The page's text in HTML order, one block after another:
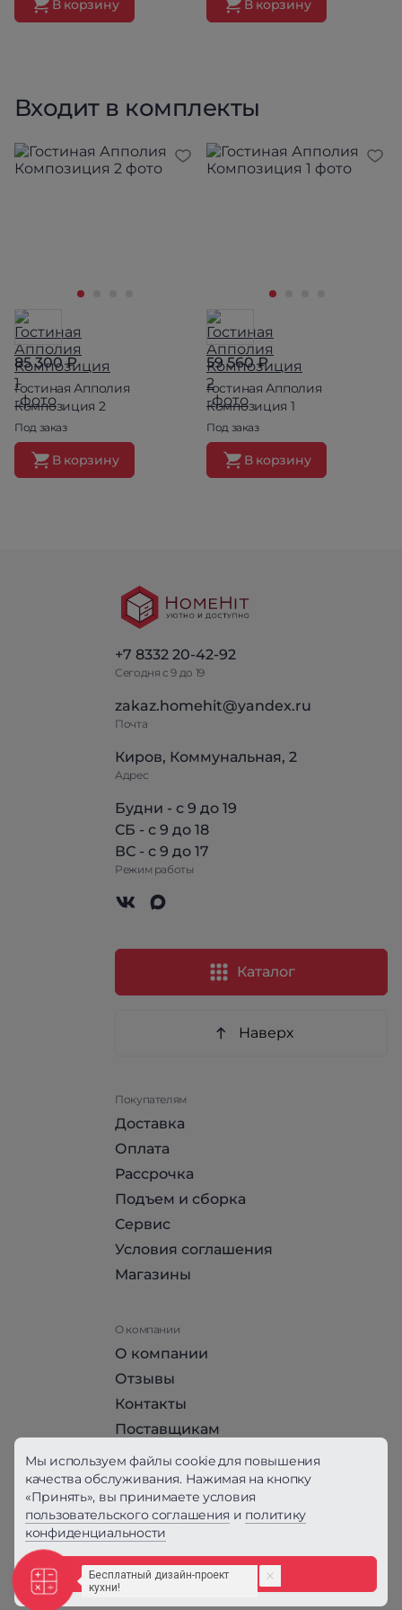
В корзину В корзину
Входит в комплекты
85 300 ₽
Гостиная Апполия
Композиция 2
Под заказ
В корзину
59 560 ₽
Гостиная Апполия
Композиция 1
Под заказ
В корзину
+7 8332 20-42-92
Сегодня с 9 до 19
zakaz.homehit@yandex.ru
Почта
Киров, Коммунальная, 2
Адрес
Будни - с 9 до 19
СБ - с 9 до 18
ВС - с 9 до 17
Режим работы
Каталог
Наверх
Покупателям
Доставка
Оплата
Рассрочка
Подъем и сборка
Сервис
Условия соглашения
Магазины
О компании
О компании
Отзывы
Контакты
Поставщикам
Стать партнером HomeHit
Политика конфиденциальности
Вся информация на сайте, за исключением
офертой, определяемой положениями ст. 437
ГК РФ
Мы используем файлы cookie для повышения
качества обслуживания. Нажимая на кнопку
«Принять», вы принимаете условия
пользовательского соглашения и политику
конфиденциальности
Принять